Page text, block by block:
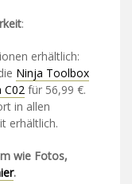
:
erhältlich:
Ninja Toolbox
C02 für 56,99 €.
in allen
erhältlich.
wie Fotos,
.